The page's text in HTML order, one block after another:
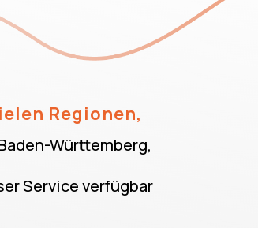
Regionen,
Württemberg,
Service verfügbar